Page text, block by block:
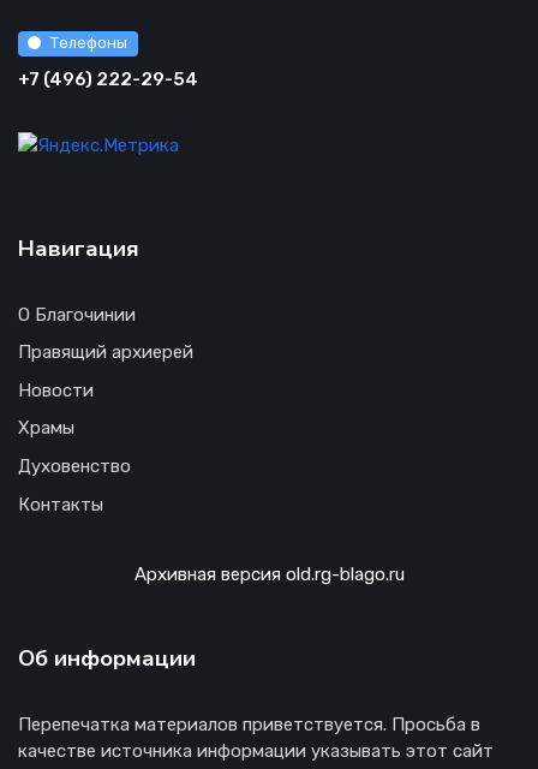
Телефоны
+7 (496) 222-29-54
Навигация
О Благочинии
Правящий архиерей
Новости
Храмы
Духовенство
Контакты
Архивная версия old.rg-blago.ru
Об информации
Перепечатка материалов приветствуется. Просьба в
качестве источника информации указывать этот сайт